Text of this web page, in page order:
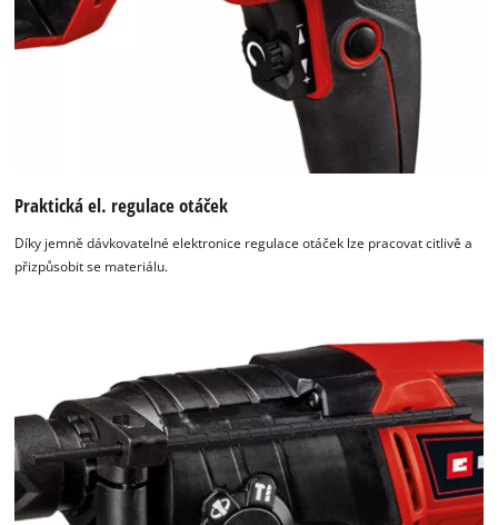
Praktická el. regulace otáček
Díky jemně dávkovatelné elektronice regulace otáček lze pracovat citlivě a
přizpůsobit se materiálu.